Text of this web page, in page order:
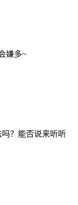
嫌多~
？能否说来听听